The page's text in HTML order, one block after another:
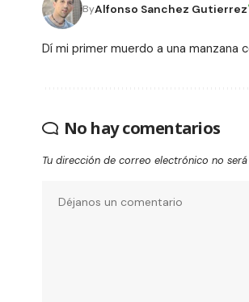
ByAlfonso Sanchez Gutierrez
Dí mi primer muerdo a una manzana
No hay comentarios
Tu dirección de correo electrónico no